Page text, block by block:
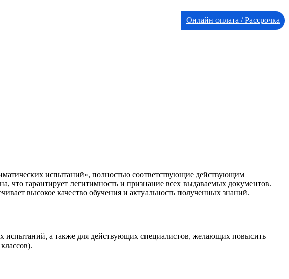
Онлайн оплата / Рассрочка
испытаний», полностью соответствующие действующим
что гарантирует легитимность и признание всех выдаваемых документов.
высокое качество обучения и актуальность полученных знаний.
испытаний, а также для действующих специалистов, желающих повысить